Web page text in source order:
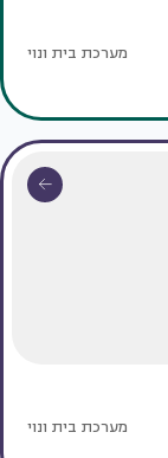
מערכת בית ונוי
מערכת בית ונוי